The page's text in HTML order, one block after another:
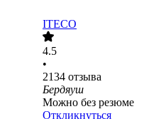
ITECO
4.5
•
2134 отзыва
Бердяуш
Можно без резюме
Откликнуться